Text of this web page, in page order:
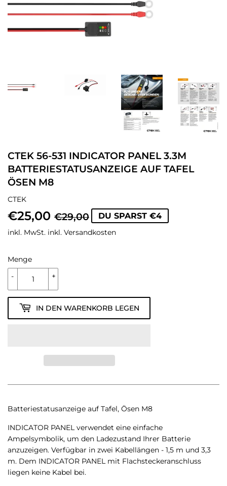
CTEK 56-531 INDICATOR PANEL 3.3M
BATTERIESTATUSANZEIGE AUF TAFEL
ÖSEN M8
CTEK
€25,00 €29,00
NORMALER
PREIS
€29,00
SONDERPREIS
€25,00
DU SPARST €4
inkl. MwSt. inkl. Versandkosten
Menge
+
-
IN DEN WARENKORB LEGEN
Batteriestatusanzeige auf Tafel, Ösen M8
INDICATOR PANEL verwendet eine einfache
Ampelsymbolik, um den Ladezustand Ihrer Batterie
anzuzeigen. Verfügbar in zwei Kabellängen - 1,5 m und 3,3
m. Dem INDICATOR PANEL mit Flachsteckeranschluss
liegen keine Kabel bei.